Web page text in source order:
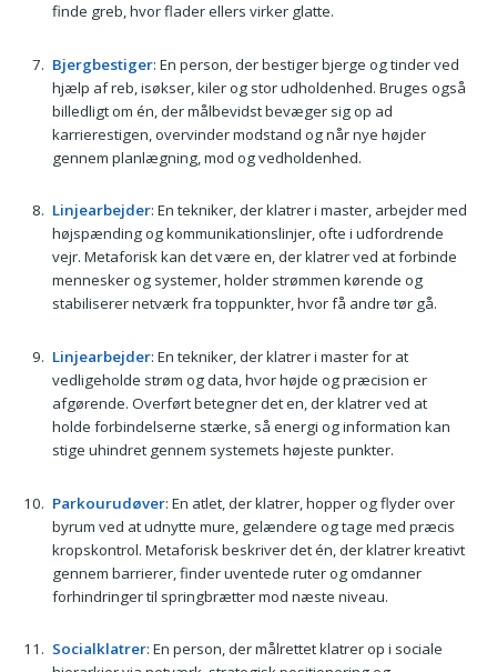
finde greb, hvor flader ellers virker glatte.
Bjergbestiger: En person, der bestiger bjerge og tinder ved
hjælp af reb, isøkser, kiler og stor udholdenhed. Bruges også
billedligt om én, der målbevidst bevæger sig op ad
karrierestigen, overvinder modstand og når nye højder
gennem planlægning, mod og vedholdenhed.
Linjearbejder: En tekniker, der klatrer i master, arbejder med
højspænding og kommunikationslinjer, ofte i udfordrende
vejr. Metaforisk kan det være en, der klatrer ved at forbinde
mennesker og systemer, holder strømmen kørende og
stabiliserer netværk fra toppunkter, hvor få andre tør gå.
Linjearbejder: En tekniker, der klatrer i master for at
vedligeholde strøm og data, hvor højde og præcision er
afgørende. Overført betegner det en, der klatrer ved at
holde forbindelserne stærke, så energi og information kan
stige uhindret gennem systemets højeste punkter.
Parkourudøver: En atlet, der klatrer, hopper og flyder over
byrum ved at udnytte mure, gelændere og tage med præcis
kropskontrol. Metaforisk beskriver det én, der klatrer kreativt
gennem barrierer, finder uventede ruter og omdanner
forhindringer til springbrætter mod næste niveau.
Socialklatrer: En person, der målrettet klatrer op i sociale